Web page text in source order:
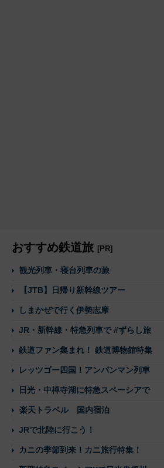
おすすめ鉄道旅 [PR]
観光列車・寝台列車の旅
【JTB】日帰り新幹線ツアー
しまかぜで行く伊勢志摩
JR・新幹線・特急列車で #ずらし旅
鉄道ファン集まれ！ 鉄道博物館特集
レッツゴー四国！アンパンマン列車
日光・中禅寺湖に特急スペーシアで
楽天トラベル 国内宿泊
JRで北陸に行こう！
カニの季節到来！カニ旅行特集！